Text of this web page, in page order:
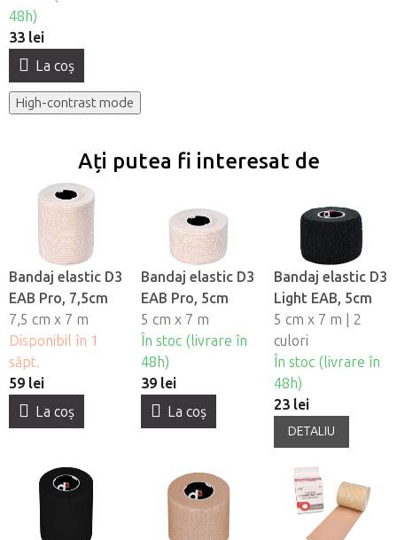
48h)
33 lei
La coş
High-contrast mode
Ați putea fi interesat de
Bandaj elastic D3
EAB Pro, 7,5cm
7,5 cm x 7 m
Disponibil în 1
săpt.
59 lei
La coş
Bandaj elastic D3
EAB Pro, 5cm
5 cm x 7 m
În stoc (livrare în
48h)
39 lei
La coş
Bandaj elastic D3
Light EAB, 5cm
5 cm x 7 m | 2
culori
În stoc (livrare în
48h)
23 lei
DETALIU